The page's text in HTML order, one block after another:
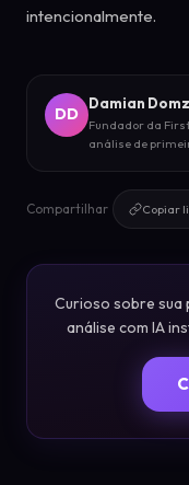
intencionalmente.
DD
Damian
Fundador da
análise de
Compartilhar Copiar
Curioso sobre sua
análise com IA